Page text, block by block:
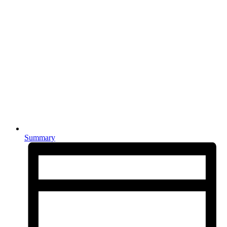
Summary